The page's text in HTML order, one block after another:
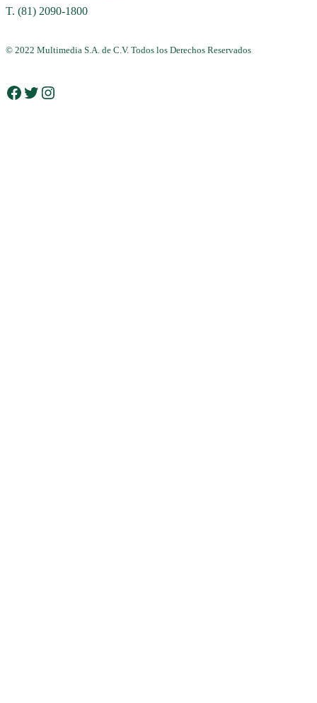
T. (81) 2090-1800
© 2022 Multimedia S.A. de C.V. Todos los Derechos Reservados
Facebook Twitter Instagram